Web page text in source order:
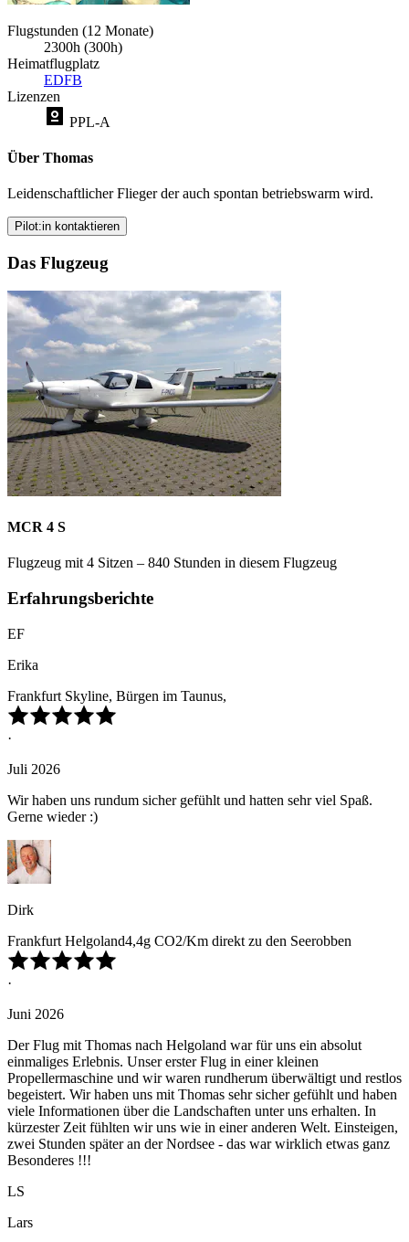
Flugstunden (12 Monate)
2300h (300h)
Heimatflugplatz
EDFB
Lizenzen
PPL-A
Über Thomas
Leidenschaftlicher Flieger der auch spontan betriebswarm wird.
Pilot:in kontaktieren
Das Flugzeug
MCR 4 S
Flugzeug mit 4 Sitzen – 840 Stunden in diesem Flugzeug
Erfahrungsberichte
EF
Erika
Frankfurt Skyline, Bürgen im Taunus,
·
Juli 2026
Wir haben uns rundum sicher gefühlt und hatten sehr viel Spaß.
Gerne wieder :)
Dirk
Frankfurt Helgoland4,4g CO2/Km direkt zu den Seerobben
·
Juni 2026
Der Flug mit Thomas nach Helgoland war für uns ein absolut
einmaliges Erlebnis. Unser erster Flug in einer kleinen
Propellermaschine und wir waren rundherum überwältigt und restlos
begeistert. Wir haben uns mit Thomas sehr sicher gefühlt und haben
viele Informationen über die Landschaften unter uns erhalten. In
kürzester Zeit fühlten wir uns wie in einer anderen Welt. Einsteigen,
zwei Stunden später an der Nordsee - das war wirklich etwas ganz
Besonderes !!!
LS
Lars